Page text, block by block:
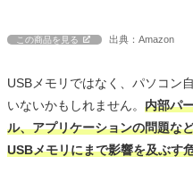
この商品を見る 出典：Amazon
USBメモリではなく、パソコン
いないかもしれません。 内部パ
ル、アプリケーションの問題な
USBメモリにまで影響を及ぶす